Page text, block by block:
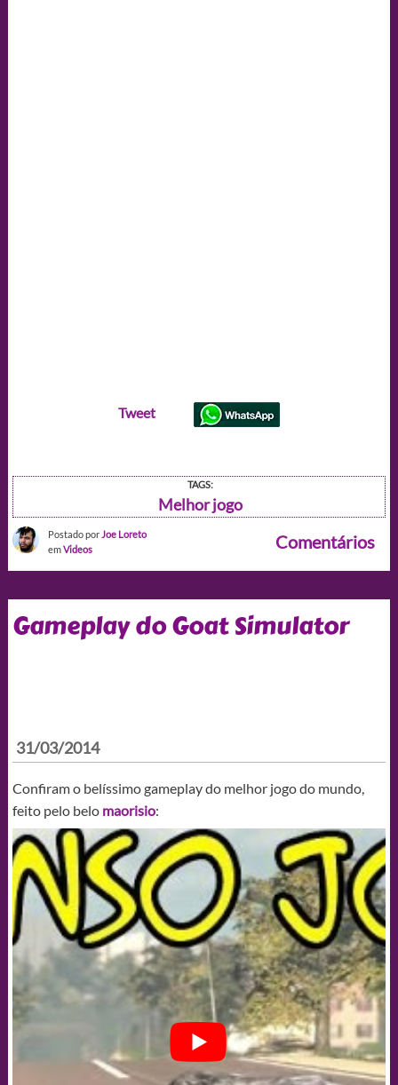
Tweet
TAGS:
Melhor jogo
Postado por Joe Loreto
emVideos Comentários
Gameplay do Goat Simulator
31/03/2014
Confiram o belíssimo gameplay do melhor jogo do mundo,
feito pelo belo maorisio: